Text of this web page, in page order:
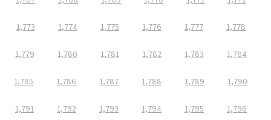
1,773 1,774 1,775 1,776 1,777 1,778
1,779 1,780 1,781 1,782 1,783 1,784
1,785 1,786 1,787 1,788 1,789 1,790
1,791 1,792 1,793 1,794 1,795 1,796